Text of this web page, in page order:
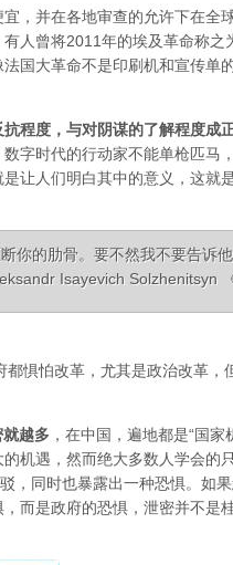
，并在各地审查的允许下在全
人曾将2011年的埃及革命称之
国大革命不是印刷机和宣传单
抗程度，与对阴谋的了解程度成
数字时代的行动家不能单枪匹马
让人们明白其中的意义，这就
你的肋骨。要不然我不要告诉
Isayevich Solzhenitsyn
都惧怕改革，尤其是政治改革，
越多 ，在中国，遍地都是“国
机遇，然而绝大多数人学会的
，同时也暴露出一种恐惧。如
而是政府的恐惧，泄密并不是